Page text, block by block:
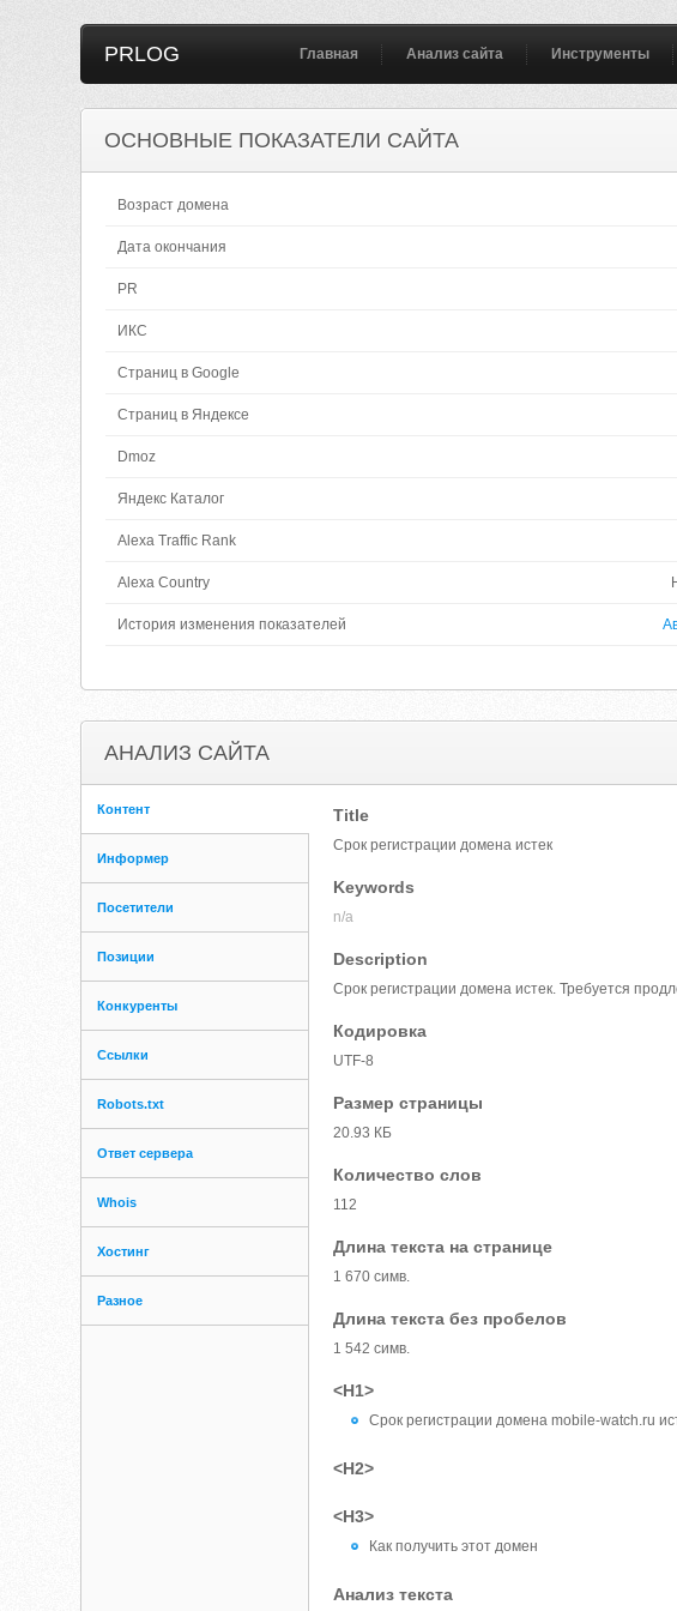
PRLOG Главная Анализ сайта Инструменты
ОСНОВНЫЕ ПОКАЗАТЕЛИ САЙТА
Возраст домена
Дата окончания
PR
ИКС
Страниц в Google
Страниц в Яндексе
Dmoz
Яндекс Каталог
Alexa Traffic Rank
Alexa Country
История изменения показателей
АНАЛИЗ САЙТА
Контент
Информер
Посетители
Позиции
Конкуренты
Ссылки
Robots.txt
Ответ сервера
Whois
Хостинг
Разное
Title
Срок регистрации домена истек
Keywords
n/a
Description
Срок регистрации домена истек. Требуется
Кодировка
UTF-8
Размер страницы
20.93 КБ
Количество слов
112
Длина текста на странице
1 670 симв.
Длина текста без пробелов
1 542 симв.
<H1>
Срок регистрации домена mobile-watch.ru
<H2>
<H3>
Как получить этот домен
Анализ текста